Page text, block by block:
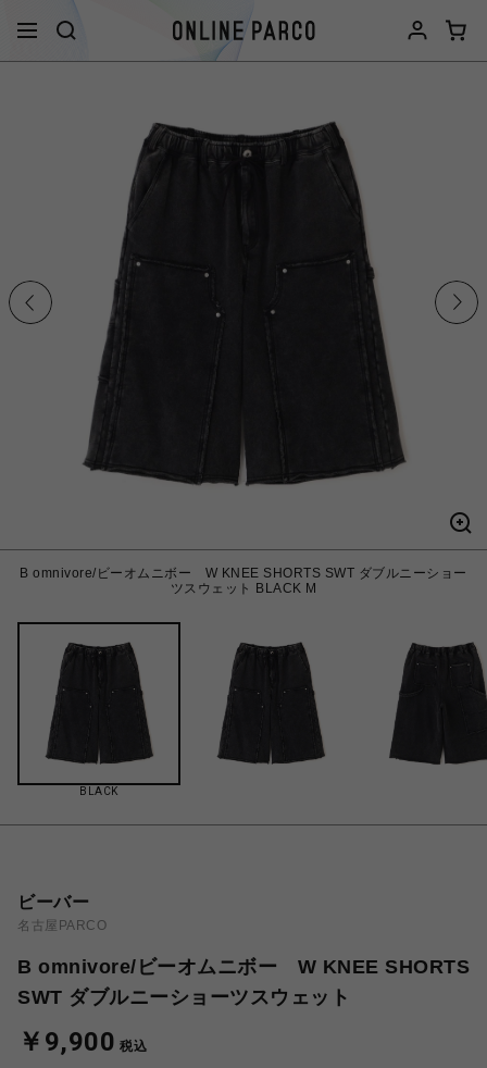
B omnivore/ビーオムニボー W KNEE SHORTS SWT ダブルニーショー
ツスウェット BLACK M
BLACK
ビーバー
名古屋PARCO
B omnivore/ビーオムニボー W KNEE SHORTS
SWT ダブルニーショーツスウェット
￥9,900 税込